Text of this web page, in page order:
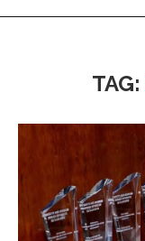
TAG: